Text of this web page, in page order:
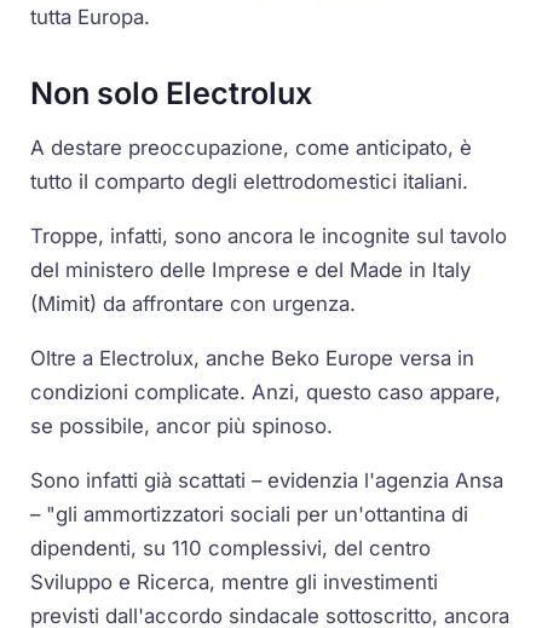
tutta Europa.
Non solo Electrolux
A destare preoccupazione, come anticipato, è
tutto il comparto degli elettrodomestici italiani.
Troppe, infatti, sono ancora le incognite sul tavolo
del ministero delle Imprese e del Made in Italy
(Mimit) da affrontare con urgenza.
Oltre a Electrolux, anche Beko Europe versa in
condizioni complicate. Anzi, questo caso appare,
se possibile, ancor più spinoso.
Sono infatti già scattati – evidenzia l'agenzia Ansa
– "gli ammortizzatori sociali per un'ottantina di
dipendenti, su 110 complessivi, del centro
Sviluppo e Ricerca, mentre gli investimenti
previsti dall'accordo sindacale sottoscritto, ancora